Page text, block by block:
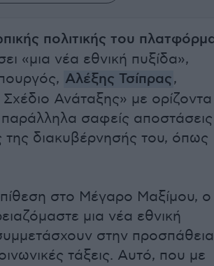
πολιτικής του
«μια νέα εθνική πυξίδα»,
Αλέξης Τσίπρας,
Ανάταξης» με ορίζοντα
παράλληλα σαφείς αποστάσεις
της διακυβέρνησής του, όπως
στο Μέγαρο Μαξίμου, ο
μια νέα εθνική
στην προσπάθεια
τάξεις. Αυτό, που με